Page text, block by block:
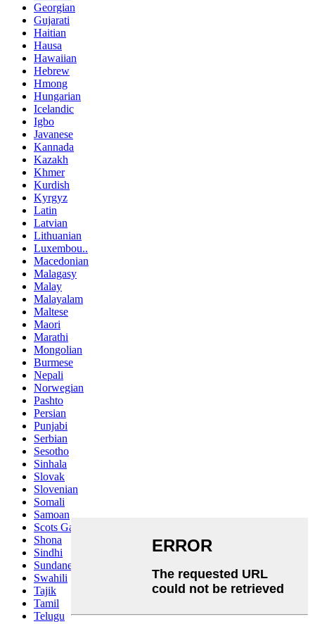
Georgian
Gujarati
Haitian
Hausa
Hawaiian
Hebrew
Hmong
Hungarian
Icelandic
Igbo
Javanese
Kannada
Kazakh
Khmer
Kurdish
Kyrgyz
Latin
Latvian
Lithuanian
Luxembou..
Macedonian
Malagasy
Malay
Malayalam
Maltese
Maori
Marathi
Mongolian
Burmese
Nepali
Norwegian
Pashto
Persian
Punjabi
Serbian
Sesotho
Sinhala
Slovak
Slovenian
Somali
Samoan
Scots Gaelic
Shona
Sindhi
Sundanese
Swahili
Tajik
Tamil
Telugu